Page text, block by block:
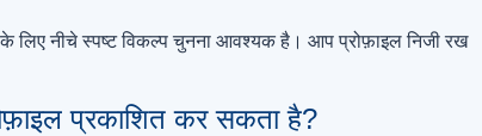
लिए नीचे स्पष्ट विकल्प चुनना आवश्यक है। आप प्रोफ़ाइल निजी रख
प्रकाशित कर सकता है?